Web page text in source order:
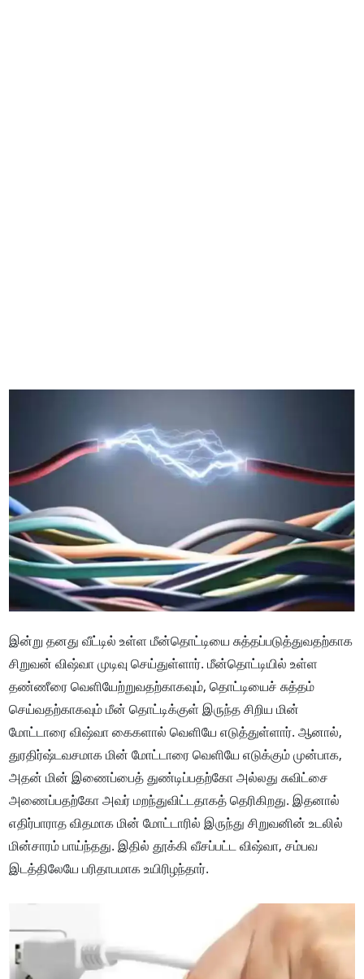
இன்று தனது வீட்டில் உள்ள மீன்தொட்டியை சுத்தப்படுத்துவதற்காக
சிறுவன் விஷ்வா முடிவு செய்துள்ளார். மீன்தொட்டியில் உள்ள
தண்ணீரை வெளியேற்றுவதற்காகவும், தொட்டியைச் சுத்தம்
செய்வதற்காகவும் மீன் தொட்டிக்குள் இருந்த சிறிய மின்
மோட்டாரை விஷ்வா கைகளால் வெளியே எடுத்துள்ளார். ஆனால்,
துரதிர்ஷ்டவசமாக மின் மோட்டாரை வெளியே எடுக்கும் முன்பாக,
அதன் மின் இணைப்பைத் துண்டிப்பதற்கோ அல்லது சுவிட்சை
அணைப்பதற்கோ அவர் மறந்துவிட்டதாகத் தெரிகிறது. இதனால்
எதிர்பாராத விதமாக மின் மோட்டாரில் இருந்து சிறுவனின் உடலில்
மின்சாரம் பாய்ந்தது. இதில் தூக்கி வீசப்பட்ட விஷ்வா, சம்பவ
இடத்திலேயே பரிதாபமாக உயிரிழந்தார்.